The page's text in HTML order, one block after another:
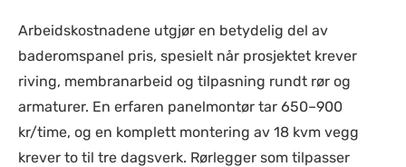
Arbeidskostnadene utgjør en betydelig del av
baderomspanel pris, spesielt når prosjektet krever
riving, membranarbeid og tilpasning rundt rør og
armaturer. En erfaren panelmontør tar 650–900
kr/time, og en komplett montering av 18 kvm vegg
krever to til tre dagsverk. Rørlegger som tilpasser